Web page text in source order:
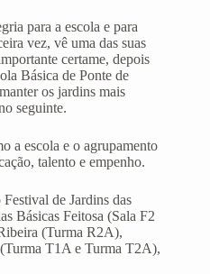
para a escola e para
vez, vê uma das suas
certame, depois
Básica de Ponte de
os jardins mais
seguinte.
a escola e o agrupamento
talento e empenho.
de Jardins das
Básicas Feitosa (Sala F2
(Turma R2A),
T1A e Turma T2A),